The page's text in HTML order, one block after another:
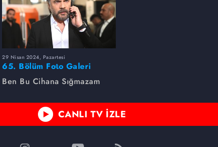
29 Nisan 2024, Pazartesi
65. Bölüm Foto Galeri
Ben Bu Cihana Sığmazam
CANLI TV İZLE